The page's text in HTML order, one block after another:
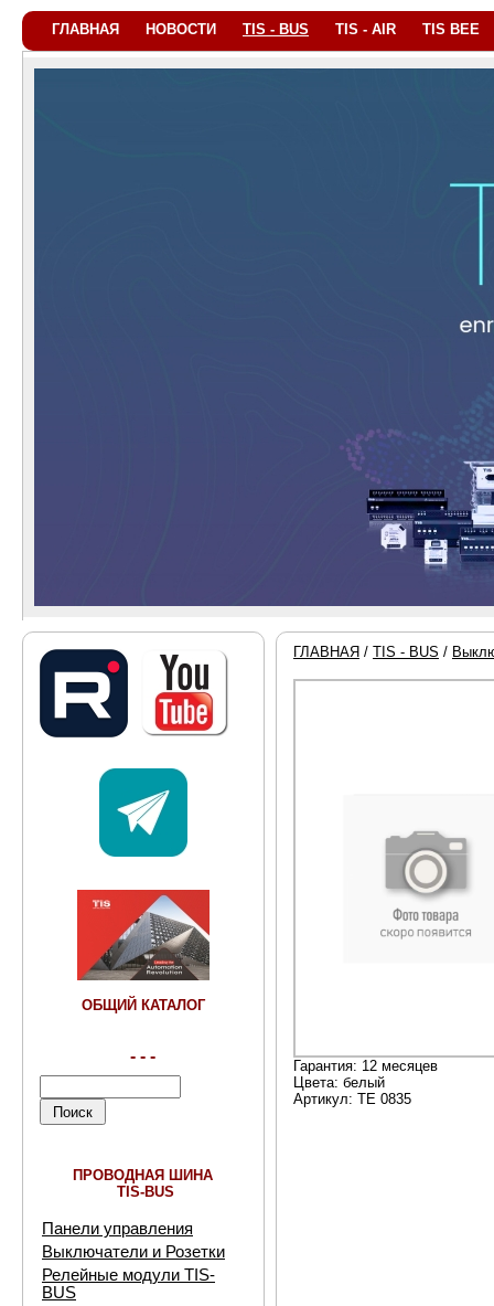
ГЛАВНАЯ НОВОСТИ TIS - BUS TIS - AIR TIS BEE
ОБЩИЙ КАТАЛОГ
- - -
ПРОВОДНАЯ ШИНА
TIS-BUS
Панели управления
Выключатели и Розетки
Релейные модули TIS-
BUS
ГЛАВНАЯ / TIS - BUS /
Гарантия: 12 месяцев
Цвета: белый
Артикул: TE 0835